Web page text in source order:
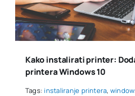
Kako instalirati printer:
printera Windows 10
Tags: instaliranje printera,